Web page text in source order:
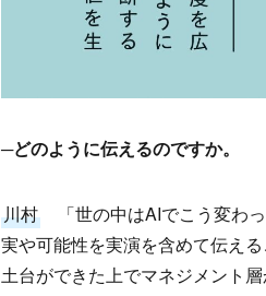
─どのように伝えるのですか。
川村 「世の中はAIでこう変わ
実や可能性を実演を含めて伝え
土台ができた上でマネジメント